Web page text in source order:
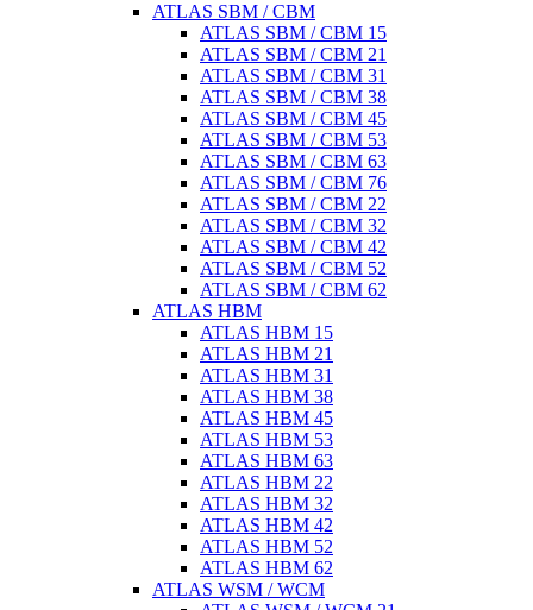
ATLAS SBM / CBM
ATLAS SBM / CBM 15
ATLAS SBM / CBM 21
ATLAS SBM / CBM 31
ATLAS SBM / CBM 38
ATLAS SBM / CBM 45
ATLAS SBM / CBM 53
ATLAS SBM / CBM 63
ATLAS SBM / CBM 76
ATLAS SBM / CBM 22
ATLAS SBM / CBM 32
ATLAS SBM / CBM 42
ATLAS SBM / CBM 52
ATLAS SBM / CBM 62
ATLAS HBM
ATLAS HBM 15
ATLAS HBM 21
ATLAS HBM 31
ATLAS HBM 38
ATLAS HBM 45
ATLAS HBM 53
ATLAS HBM 63
ATLAS HBM 22
ATLAS HBM 32
ATLAS HBM 42
ATLAS HBM 52
ATLAS HBM 62
ATLAS WSM / WCM